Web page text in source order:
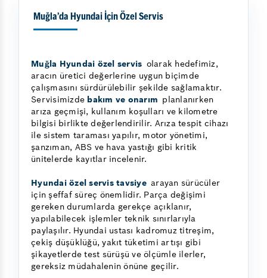
Muğla’da Hyundai İçin Özel Servis
Muğla Hyundai özel servis olarak hedefimiz,
aracın üretici değerlerine uygun biçimde
çalışmasını sürdürülebilir şekilde sağlamaktır.
Servisimizde bakım ve onarım planlanırken
arıza geçmişi, kullanım koşulları ve kilometre
bilgisi birlikte değerlendirilir. Arıza tespit cihazı
ile sistem taraması yapılır, motor yönetimi,
şanzıman, ABS ve hava yastığı gibi kritik
ünitelerde kayıtlar incelenir.
Hyundai özel servis tavsiye arayan sürücüler
için şeffaf süreç önemlidir. Parça değişimi
gereken durumlarda gerekçe açıklanır,
yapılabilecek işlemler teknik sınırlarıyla
paylaşılır. Hyundai ustası kadromuz titreşim,
çekiş düşüklüğü, yakıt tüketimi artışı gibi
şikayetlerde test sürüşü ve ölçümle ilerler,
gereksiz müdahalenin önüne geçilir.